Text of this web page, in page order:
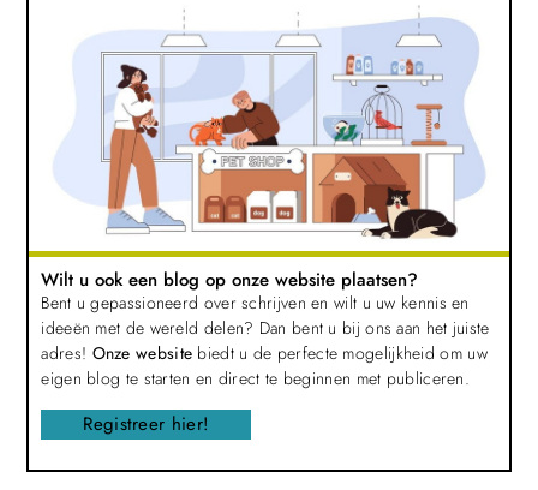
Wilt u ook een blog op onze website plaatsen?
Bent u gepassioneerd over schrijven en wilt u uw kennis en
ideeën met de wereld delen? Dan bent u bij ons aan het juiste
adres! Onze website biedt u de perfecte mogelijkheid om uw
eigen blog te starten en direct te beginnen met publiceren.
Registreer hier!